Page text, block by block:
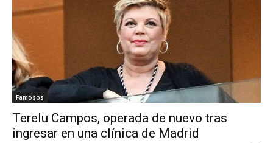
Famosos
Terelu Campos, operada de nuevo tras
ingresar en una clínica de Madrid